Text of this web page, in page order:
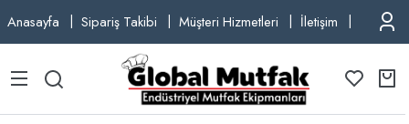
Anasayfa Sipariş Takibi Müşteri Hizmetleri İletişim TEL: